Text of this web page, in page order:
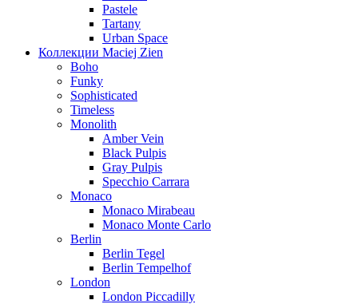
Pastele
Tartany
Urban Space
Коллекции Maciej Zien
Boho
Funky
Sophisticated
Timeless
Monolith
Amber Vein
Black Pulpis
Gray Pulpis
Specchio Carrara
Monaco
Monaco Mirabeau
Monaco Monte Carlo
Berlin
Berlin Tegel
Berlin Tempelhof
London
London Piccadilly